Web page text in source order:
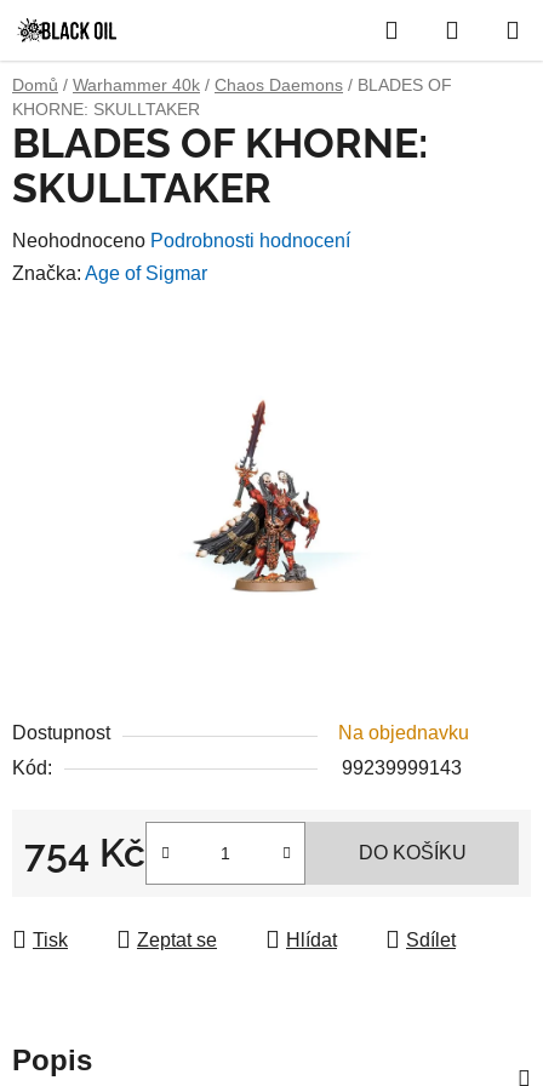
na
obsah
Hledat
KOŠÍK
Domů / Warhammer 40k / Chaos Daemons / BLADES OF
KHORNE: SKULLTAKER
Dostupnost
Na objednavku
Kód:
99239999143
754 Kč DO KOŠÍKU
Tisk Zeptat se Hlídat Sdílet
BLADES OF KHORNE:
SKULLTAKER
Průměrné
hodnocení
Neohodnoceno Podrobnosti hodnocení
Značka: Age of Sigmar
Popis